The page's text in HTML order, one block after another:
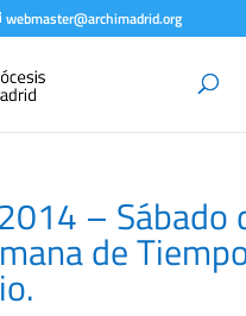
webmaster@archimadrid.org
– Sábado
de